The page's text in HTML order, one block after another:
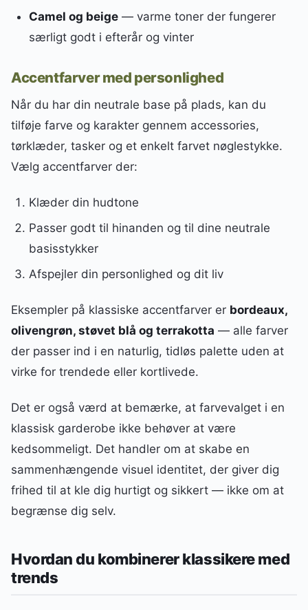
Camel og beige— varme toner der fungerer
særligt godt i efterår og vinter
Accentfarver med personlighed
Når du har din neutrale base på plads, kan du
tilføje farve og karakter gennem accessories,
tørklæder, tasker og et enkelt farvet nøglestykke.
Vælg accentfarver der:
Klæder din hudtone
Passer godt til hinanden og til dine neutrale
basisstykker
Afspejler din personlighed og dit liv
Eksempler på klassiske accentfarver er bordeaux,
olivengrøn, støvet blå og terrakotta — alle farver
der passer ind i en naturlig, tidløs palette uden at
virke for trendede eller kortlivede.
Det er også værd at bemærke, at farvevalget i en
klassisk garderobe ikke behøver at være
kedsommeligt. Det handler om at skabe en
sammenhængende visuel identitet, der giver dig
frihed til at kle dig hurtigt og sikkert — ikke om at
begrænse dig selv.
Hvordan du kombinerer klassikere med
trends